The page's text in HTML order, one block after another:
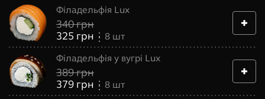
Філадельфія Lux
340грн
325 грн 8 шт
Філадельфія у вугрі Lux
389грн
379 грн 8 шт